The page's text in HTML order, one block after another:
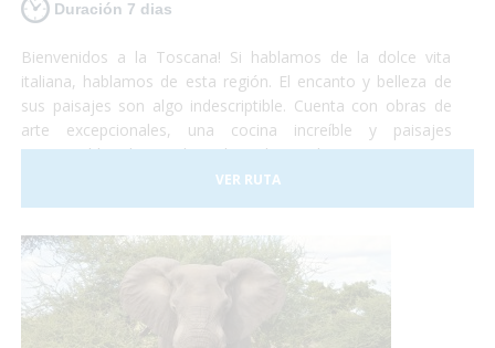
Duración 7 dias
Bienvenidos a la Toscana! Si hablamos de la dolce vita
italiana, hablamos de esta región. El encanto y belleza de
sus paisajes son algo indescriptible. Cuenta con obras de
arte excepcionales, una cocina increíble y paisajes
interminables de viñedos, alamedas y olivares. Un visita a
uno de los museos más importantes o una degustación de
vinos y quesos, tu eliges!
VER RUTA